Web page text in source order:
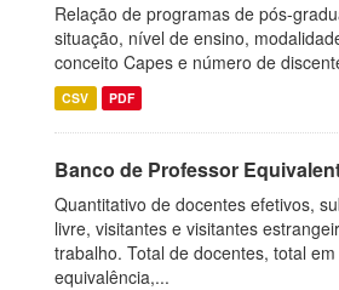
Relação de programas de pós-
situação, nível de ensino,
conceito Capes e número de
CSV PDF
Banco de Professor
Quantitativo de docentes efetivos,
livre, visitantes e visitantes
trabalho. Total de docentes, total
equivalência,...